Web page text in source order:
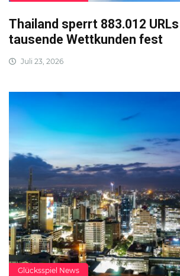
Thailand sperrt 883.012
tausende Wettkunden fest
Juli 23, 2026
Glücksspiel News